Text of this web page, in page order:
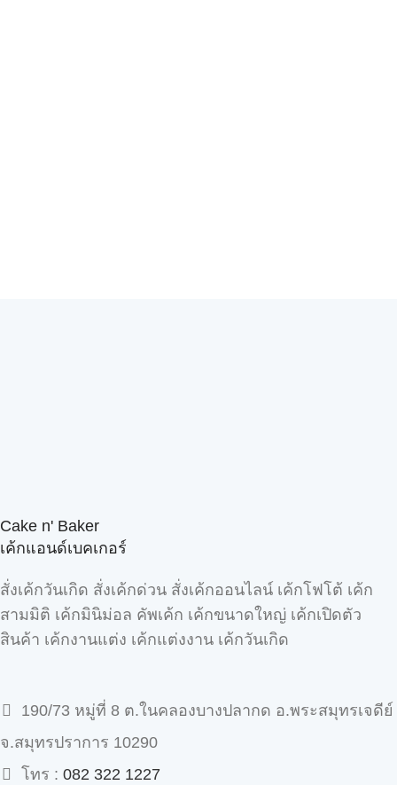
Cake n' Baker
เค้กแอนด์เบคเกอร์
สั่งเค้กวันเกิด สั่งเค้กด่วน สั่งเค้กออนไลน์ เค้กโฟโต้ เค้ก
สามมิติ เค้กมินิม่อล คัพเค้ก เค้กขนาดใหญ่ เค้กเปิดตัว
สินค้า เค้กงานแต่ง เค้กแต่งงาน เค้กวันเกิด
190/73 หมู่ที่ 8 ต.ในคลองบางปลากด อ.พระสมุทรเจดีย์
จ.สมุทรปราการ 10290
โทร : 082 322 1227